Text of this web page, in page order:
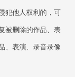
犯他人权利的，可
被删除的作品、表
、表演、录音录像